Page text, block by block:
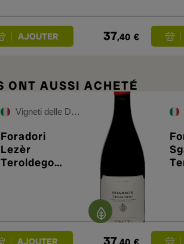
37,40 €
ONT AUSSI ACHETÉ
Vigneti delle Dolomiti IGT
Foradori
Lezèr
Teroldego